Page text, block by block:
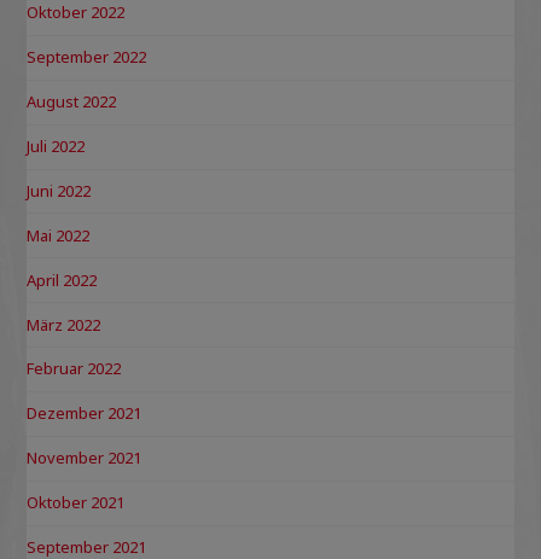
Oktober 2022
September 2022
August 2022
Juli 2022
Juni 2022
Mai 2022
April 2022
März 2022
Februar 2022
Dezember 2021
November 2021
Oktober 2021
September 2021